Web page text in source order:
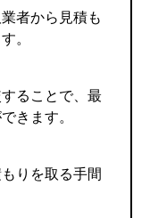
者から見積も
。
ることで、最
きます。
りを取る手間